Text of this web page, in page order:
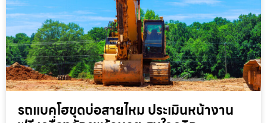
รถแบคโฮขุดบ่อสายไหม ประเมินหน้างาน